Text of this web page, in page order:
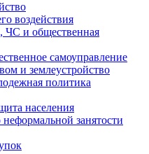
воздействия
ЧС и общественная
самоуправление
и землеустройство
политика
населения
занятости